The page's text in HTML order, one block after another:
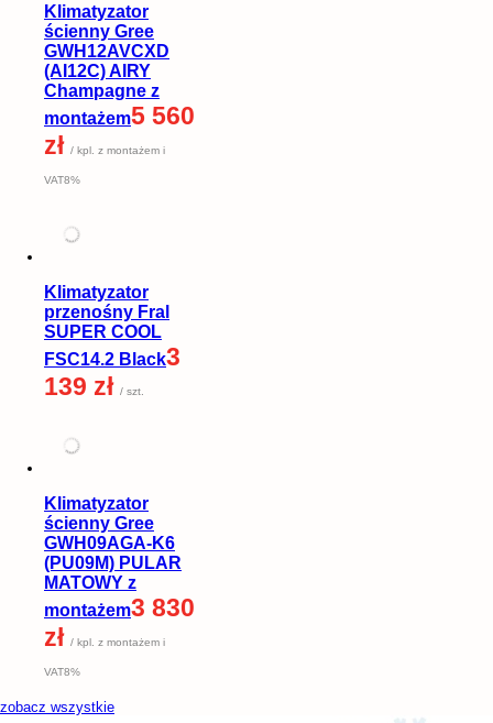
Klimatyzator
ścienny Gree
GWH12AVCXD
(AI12C) AIRY
Champagne z
montażem5 560
zł / kpl. z montażem i
VAT8%
Klimatyzator
przenośny Fral
SUPER COOL
FSC14.2 Black3
139 zł / szt.
Klimatyzator
ścienny Gree
GWH09AGA-K6
(PU09M) PULAR
MATOWY z
montażem3 830
zł / kpl. z montażem i
VAT8%
zobacz wszystkie